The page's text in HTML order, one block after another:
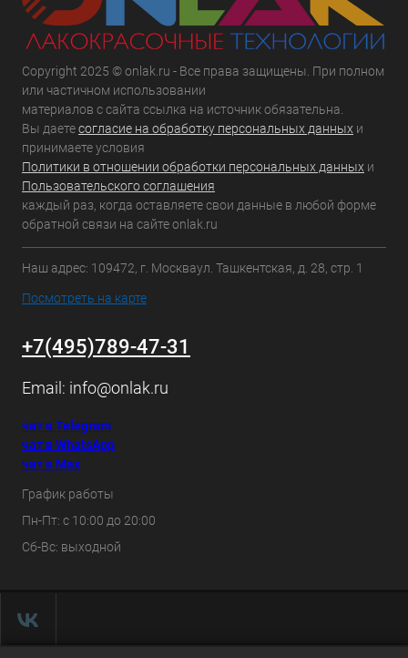
Copyright 2025 © onlak.ru - Все права защищены. При полном
или частичном использовании
материалов с сайта ссылка на источник обязательна.
Вы даетесогласие на обработку персональных данных и
принимаете условия
Политики в отношении обработки персональных данных и
Пользовательского соглашения
каждый раз, когда оставляете свои данные в любой форме
обратной связи на сайте onlak.ru
Наш адрес: 109472, г. Москваул. Ташкентская, д. 28, стр. 1
Посмотреть на карте
+7(495)789-47-31
Email: info@onlak.ru
чат в Telegram
чат в WhatsApp
чат в Max
График работы
Пн-Пт: с 10:00 до 20:00
Сб-Вс: выходной